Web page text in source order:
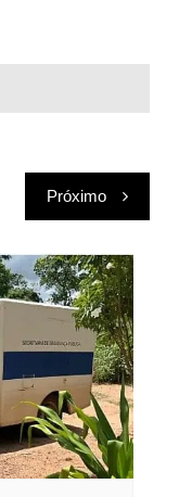
Próximo